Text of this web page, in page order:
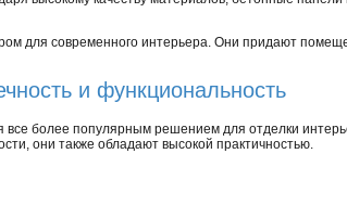
для современного интерьера. Они придают
и функциональность
все более популярным решением для отделки
они также обладают высокой практичностью.